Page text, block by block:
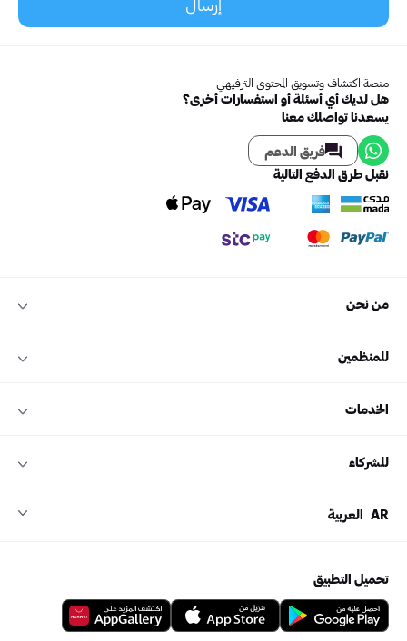
إرسال
منصة اكتشاف وتسويق المحتوى الترفيهي
هل لديك أي أسئلة أو استفسارات أخرى؟
يسعدنا تواصلك معنا
فريق الدعم
نقبل طرق الدفع التالية
من نحن
للمنظمين
الخدمات
للشركاء
AR العربية
تحميل التطبيق